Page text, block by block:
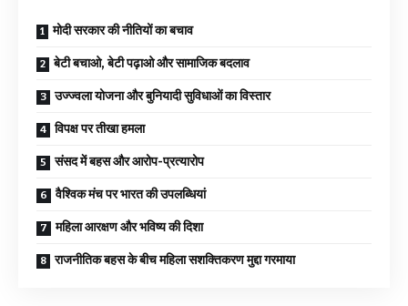
मोदी सरकार की नीतियों का बचाव
बेटी बचाओ, बेटी पढ़ाओ और सामाजिक बदलाव
उज्ज्वला योजना और बुनियादी सुविधाओं का विस्तार
विपक्ष पर तीखा हमला
संसद में बहस और आरोप-प्रत्यारोप
वैश्विक मंच पर भारत की उपलब्धियां
महिला आरक्षण और भविष्य की दिशा
राजनीतिक बहस के बीच महिला सशक्तिकरण मुद्दा गरमाया